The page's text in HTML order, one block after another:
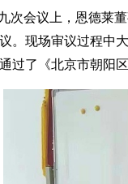
次会议上，恩德莱
。现场审议过程中
过了《北京市朝阳